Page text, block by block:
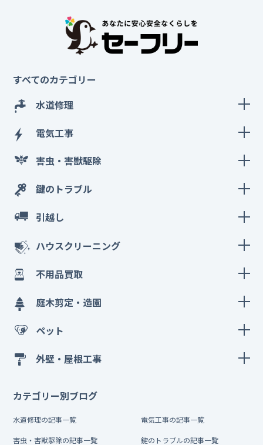
すべてのカテゴリー
水道修理
電気工事
害虫・害獣駆除
鍵のトラブル
引越し
ハウスクリーニング
不用品買取
庭木剪定・造園
ペット
外壁・屋根工事
カテゴリー別ブログ
水道修理の記事一覧 電気工事の記事一覧
害虫・害獣駆除の記事一覧 鍵のトラブルの記事一覧